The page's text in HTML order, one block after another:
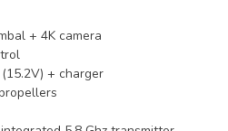
+ 4K camera
+ charger